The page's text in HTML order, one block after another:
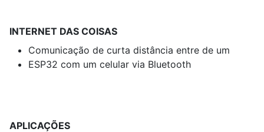
INTERNET DAS COISAS
Comunicação de curta distância entre de um
ESP32 com um celular via Bluetooth
APLICAÇÕES